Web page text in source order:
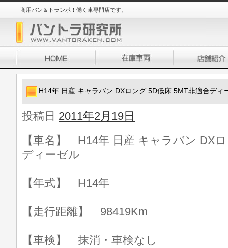
商用バン＆トランポ！働く車専門店です。
H14年 日産 キャラバン DXロング 5D低床 5MT非適合ディ
投稿日 2011年2月19日
【車名】 H14年 日産 キャラバン DX
ディーゼル
【年式】 H14年
【走行距離】 98419Km
【車検】 抹消・車検なし